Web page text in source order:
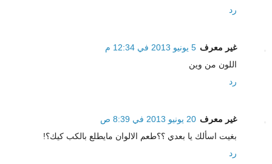
رد
غير معرف 5 يونيو 2013 في 12:34 م
اللون من وين
رد
غير معرف 20 يونيو 2013 في 8:39 ص
بغيت اسألك يا بعدي ؟؟طعم الالوان مايطلع بالكب كيك؟!
رد